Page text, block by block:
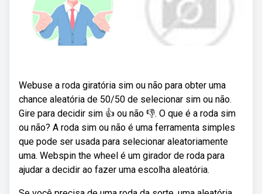
Webuse a roda giratória sim ou não para obter uma
chance aleatória de 50/50 de selecionar sim ou não.
Gire para decidir sim 👍 ou não 👎. O que é a roda sim
ou não? A roda sim ou não é uma ferramenta simples
que pode ser usada para selecionar aleatoriamente
uma. Webspin the wheel é um girador de roda para
ajudar a decidir ao fazer uma escolha aleatória.